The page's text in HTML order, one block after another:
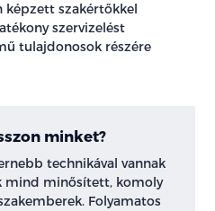
minket?
technikával vannak
mind minősített, komoly
Folyamatos
képzett szakértőkkel
szervizelést
tulajdonosok részére